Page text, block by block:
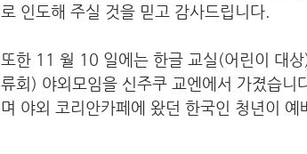
로 인도해 주실 것을 믿고 감사드립니다.
또한 11 월 10 일에는 한글 교실(어린이 대
류회) 야외모임을 신주쿠 교엔에서 가졌습
며 야외 코리안카페에 왔던 한국인 청년이